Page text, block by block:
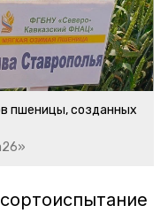
пшеницы, созданных